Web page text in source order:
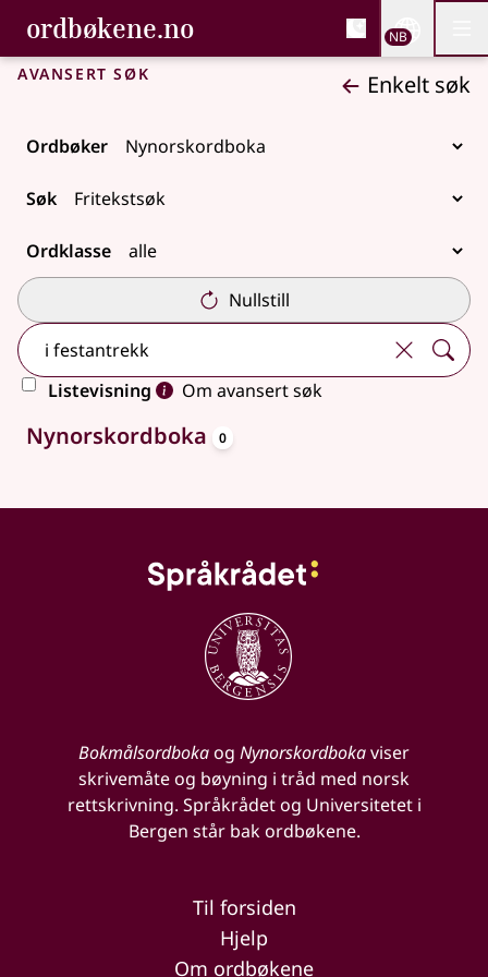
Gå til hovedinnhold
Tilgjengelighet
ordbøkene.no, Bokmålsordboka og
Bokmålsordboka og Nynorskordboka
NB
Avansert søk Enkelt søk
Ordbøker
Søk
Ordklasse
Nullstill
Listevisning
Om avansert søk
Ingen treff
Nynorskordboka 0
Bokmålsordbokaog Nynorskordbokaviser
skrivemåte og bøyning i tråd med norsk
rettskrivning. Språkrådet og Universitetet i
Bergen står bak ordbøkene.
Til forsiden
Hjelp
Om ordbøkene